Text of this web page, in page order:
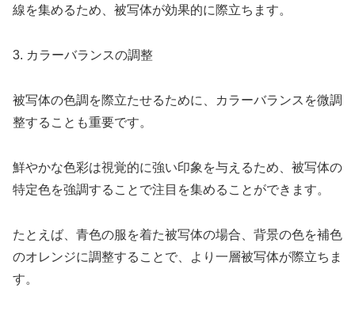
線を集めるため、被写体が効果的に際立ちます。
3. カラーバランスの調整
被写体の色調を際立たせるために、カラーバランスを微調
整することも重要です。
鮮やかな色彩は視覚的に強い印象を与えるため、被写体の
特定色を強調することで注目を集めることができます。
たとえば、青色の服を着た被写体の場合、背景の色を補色
のオレンジに調整することで、より一層被写体が際立ちま
す。